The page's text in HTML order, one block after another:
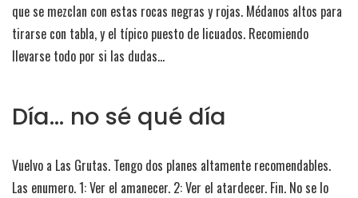
que se mezclan con estas rocas negras y rojas. Médanos altos para
tirarse con tabla, y el típico puesto de licuados. Recomiendo
llevarse todo por si las dudas…
Día… no sé qué día
Vuelvo a Las Grutas. Tengo dos planes altamente recomendables.
Las enumero. 1: Ver el amanecer. 2: Ver el atardecer. Fin. No se lo